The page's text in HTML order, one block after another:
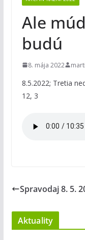
Ale
budú
8. mája 2022
8.5.2022; Tretia
12, 3
Spravodaj 8. 5.
Aktuality